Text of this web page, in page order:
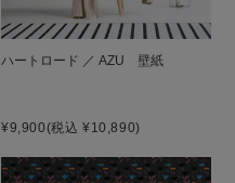
ハートロード ／ AZU 壁紙
¥9,900(税込 ¥10,890)